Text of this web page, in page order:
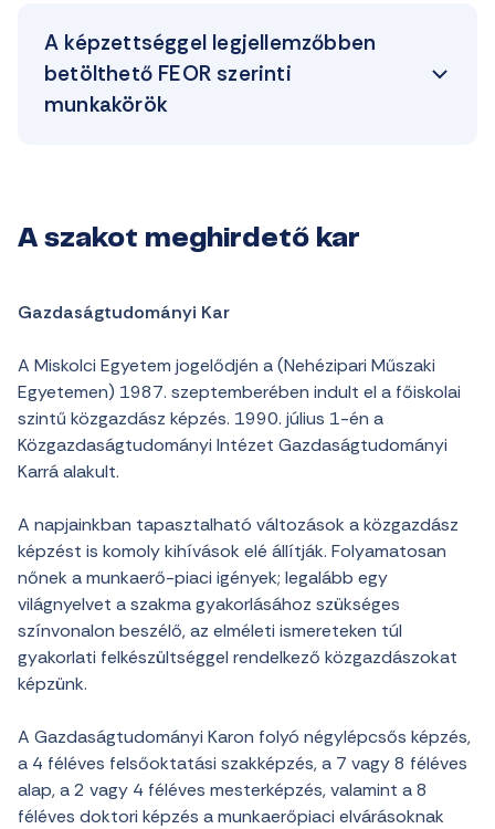
A képzettséggel legjellemzőbben
betölthető FEOR szerinti
munkakörök
A szakot meghirdető kar
Gazdaságtudományi Kar
A Miskolci Egyetem jogelődjén a (Nehézipari Műszaki
Egyetemen) 1987. szeptemberében indult el a főiskolai
szintű közgazdász képzés. 1990. július 1-én a
Közgazdaságtudományi Intézet Gazdaságtudományi
Karrá alakult.
A napjainkban tapasztalható változások a közgazdász
képzést is komoly kihívások elé állítják. Folyamatosan
nőnek a munkaerő-piaci igények; legalább egy
világnyelvet a szakma gyakorlásához szükséges
színvonalon beszélő, az elméleti ismereteken túl
gyakorlati felkészültséggel rendelkező közgazdászokat
képzünk.
A Gazdaságtudományi Karon folyó négylépcsős képzés,
a 4 féléves felsőoktatási szakképzés, a 7 vagy 8 féléves
alap, a 2 vagy 4 féléves mesterképzés, valamint a 8
féléves doktori képzés a munkaerőpiaci elvárásoknak